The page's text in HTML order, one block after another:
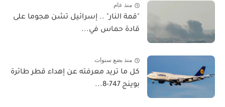
منذ عام
"قمة النار" .. إسرائيل تشن هجوما على
قادة حماس في...
منذ بضع سنوات
كل ما تريد معرفته عن إهداء قطر طائرة
بوينج 747-8...